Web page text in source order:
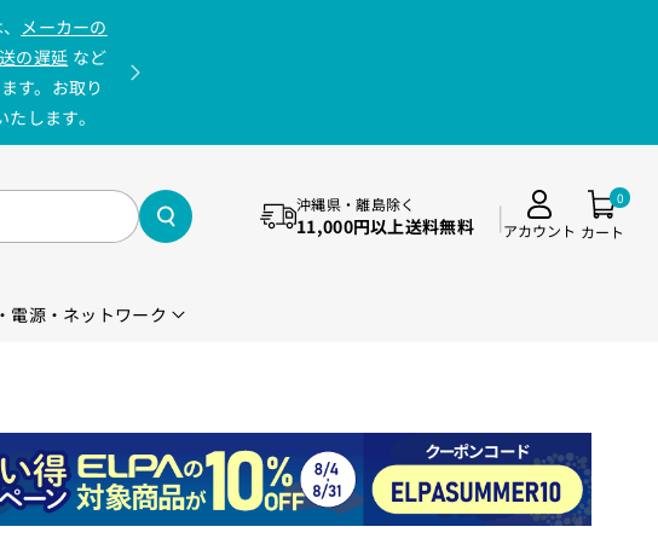
メーカーの
の遅延 など
す。お取り
します。
沖縄県・離島除く
11,000円以上送料無料 アカウント カート
0
電源・ネットワーク